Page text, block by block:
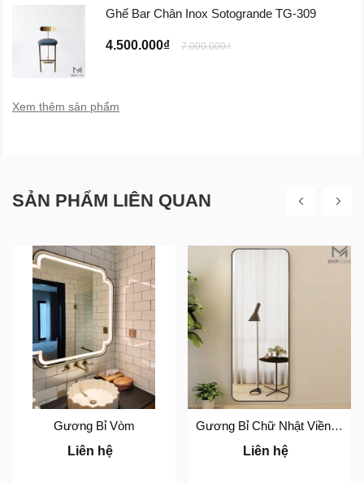
Ghế Bar Chân Inox Sotogrande TG-309
4.500.000₫ 7.000.000₫
Xem thêm sản phẩm
SẢN PHẨM LIÊN QUAN
Gương Bỉ Vòm
Liên hệ
Gương Bỉ Chữ Nhật Viền Thép
Liên hệ